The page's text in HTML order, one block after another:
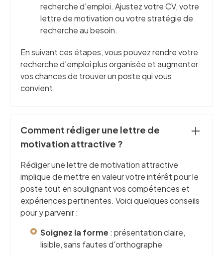
recherche d'emploi. Ajustez votre CV, votre
lettre de motivation ou votre stratégie de
recherche au besoin.
En suivant ces étapes, vous pouvez rendre votre
recherche d'emploi plus organisée et augmenter
vos chances de trouver un poste qui vous
convient.
Comment rédiger une lettre de
motivation attractive ?
Rédiger une lettre de motivation attractive
implique de mettre en valeur votre intérêt pour le
poste tout en soulignant vos compétences et
expériences pertinentes. Voici quelques conseils
pour y parvenir :
Soignez la forme : présentation claire,
lisible, sans fautes d'orthographe